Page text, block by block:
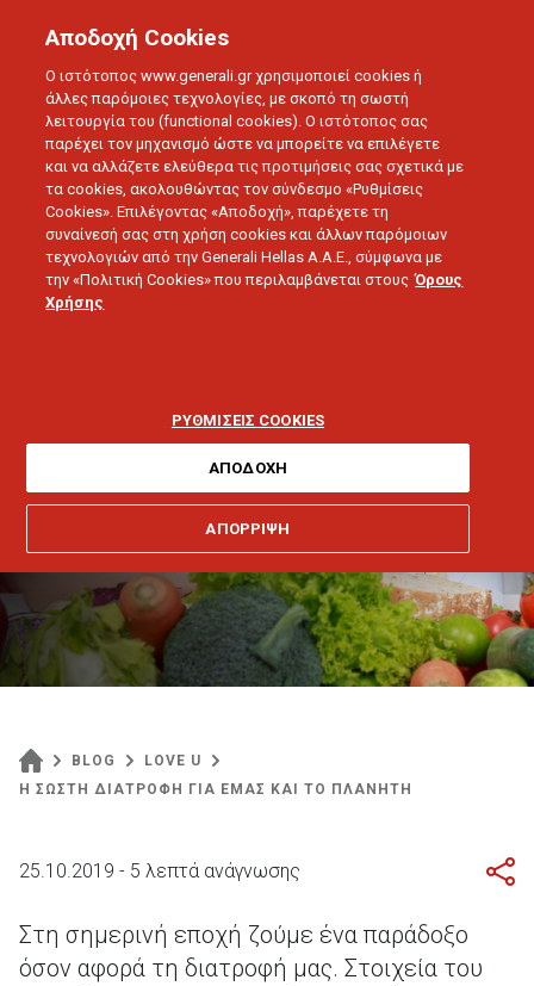
εμάς και το πλανήτη
BLOG
LOVE U
Η ΣΩΣΤΗ ΔΙΑΤΡΟΦΗ ΓΙΑ ΕΜΑΣ ΚΑΙ ΤΟ ΠΛΑΝΗΤΗ
25.10.2019 - 5 λεπτά ανάγνωσης
Στη σημερινή εποχή ζούμε ένα παράδοξο
όσον αφορά τη διατροφή μας. Στοιχεία του
Αποδοχή Cookies
Ο ιστότοπος www.generali.gr χρησιμοποιεί cookies ή
άλλες παρόμοιες τεχνολογίες, με σκοπό τη σωστή
λειτουργία του (functional cookies). Ο ιστότοπος σας
παρέχει τον μηχανισμό ώστε να μπορείτε να επιλέγετε
και να αλλάζετε ελεύθερα τις προτιμήσεις σας σχετικά με
τα cookies, ακολουθώντας τον σύνδεσμο «Ρυθμίσεις
Cookies». Επιλέγοντας «Αποδοχή», παρέχετε τη
συναίνεσή σας στη χρήση cookies και άλλων παρόμοιων
τεχνολογιών από την Generali Hellas A.A.E., σύμφωνα με
την «Πολιτική Cookies» που περιλαμβάνεται στους Όρους
Χρήσης
ΡΥΘΜΙΣΕΙΣ COOKIES
ΑΠΟΡΡΙΨΗ
ΑΠΟΔΟΧΗ